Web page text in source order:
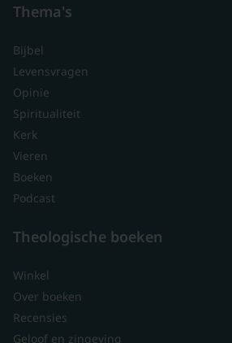
Thema's
Bijbel
Levensvragen
Opinie
Spiritualiteit
Kerk
Vieren
Boeken
Podcast
Theologische boeken
Winkel
Over boeken
Recensies
Geloof en zingeving